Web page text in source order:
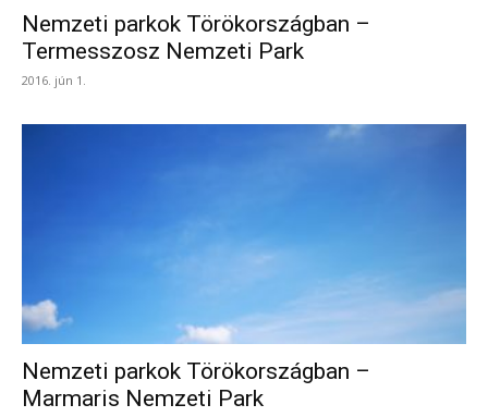
Nemzeti parkok Törökországban –
Termesszosz Nemzeti Park
2016. jún 1.
Nemzeti parkok Törökországban –
Marmaris Nemzeti Park